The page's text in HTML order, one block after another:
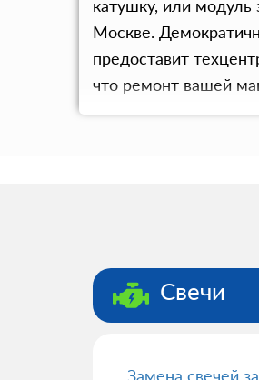
катушку, или
Москве.
предоставит
что ремонт вашей
Свечи
Замена свечей